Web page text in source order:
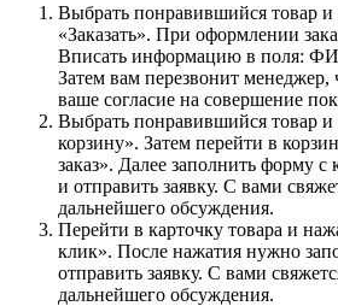
Выбрать понравившийся товар и
«Заказать». При оформлении
Вписать информацию в поля:
Затем вам перезвонит менеджер,
ваше согласие на совершение
Выбрать понравившийся товар
корзину». Затем перейти в
заказ». Далее заполнить форму
и отправить заявку. С вами
дальнейшего обсуждения.
Перейти в карточку товара и
клик». После нажатия нужно
отправить заявку. С вами
дальнейшего обсуждения.